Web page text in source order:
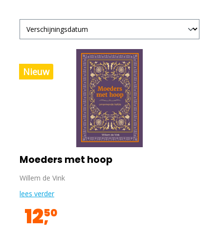
Nieuw
Moeders met hoop
Willem de Vink
lees verder
1250